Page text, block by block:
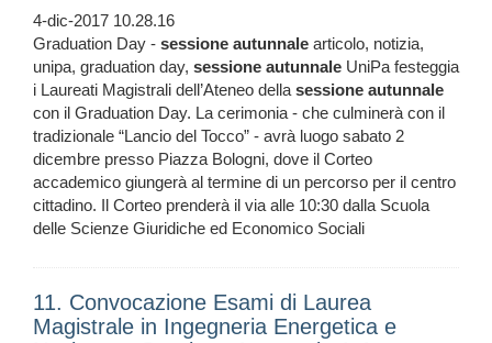
4-dic-2017 10.28.16
Graduation Day - sessione autunnale articolo, notizia,
unipa, graduation day, sessione autunnale UniPa festeggia
i Laureati Magistrali dell’Ateneo dellasessione autunnale
con il Graduation Day. La cerimonia - che culminerà con il
tradizionale “Lancio del Tocco” - avrà luogo sabato 2
dicembre presso Piazza Bologni, dove il Corteo
accademico giungerà al termine di un percorso per il centro
cittadino. Il Corteo prenderà il via alle 10:30 dalla Scuola
delle Scienze Giuridiche ed Economico Sociali
11. Convocazione Esami di Laurea
Magistrale in Ingegneria Energetica e